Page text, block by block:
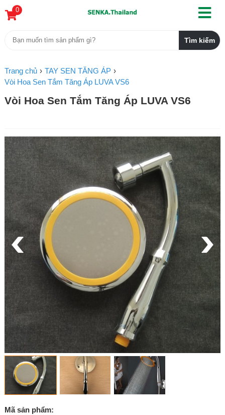
0
Trang chủ
TAY SEN TĂNG ÁP
Vòi Hoa Sen Tắm Tăng Áp LUVA VS6
Vòi Hoa Sen Tắm Tăng Áp LUVA VS6
Mã sản phẩm: